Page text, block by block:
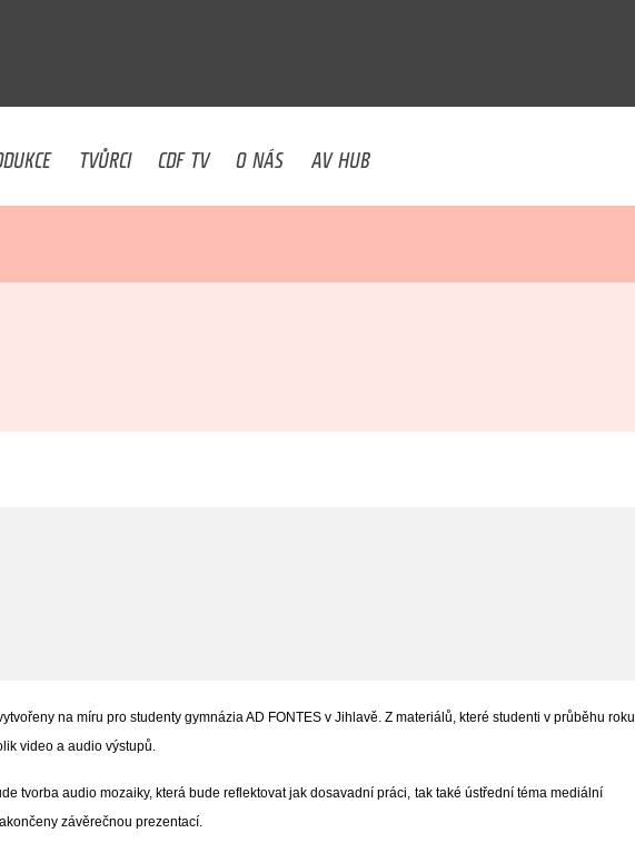
TVŮRCI CDF TV O NÁS AV HUB
na míru pro studenty gymnázia AD FONTES v Jihlavě. Z materiálů, které studenti v průběhu roku
video a audio výstupů.
tvorba audio mozaiky, která bude reflektovat jak dosavadní práci, tak také ústřední téma mediální
závěrečnou prezentací.